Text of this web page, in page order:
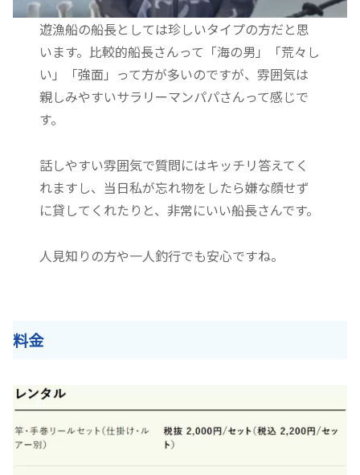
遊漁船の船長としては珍しいタイプの方だと思
います。比較的船長さんって「海の男」「荒々し
い」「強面」って方が多いのですが、雰囲気は
親しみやすいサラリーマンパパさんって感じで
す。
話しやすい雰囲気で質問にはキッチリ答えてく
れますし、当日私が忘れ物をしたら嫌な顔せず
に貸してくれたりと、非常にいい船長さんです。
人見知りの方や一人釣行でも安心ですね。
料金